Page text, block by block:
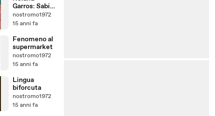
Garros: Sabine
Lisicki
costretta al
nostromo1972
15 anni fa
Fenomeno al
supermarket
nostromo1972
15 anni fa
Lingua
biforcuta
nostromo1972
15 anni fa